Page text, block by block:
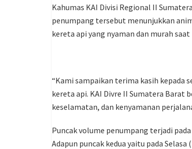
Kahumas KAI Divisi Regional II
penumpang tersebut menunjukkan
kereta api yang nyaman dan murah
“Kami sampaikan terima kasih kepada
kereta api. KAI Divre II Sumatera
keselamatan, dan kenyamanan
Puncak volume penumpang terjadi
Adapun puncak kedua yaitu pada